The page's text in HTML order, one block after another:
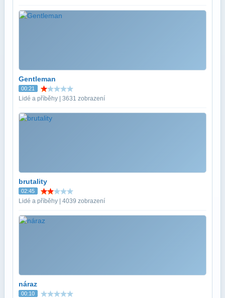
Gentleman
00:21
Lidé a příběhy | 3631 zobrazení
brutality
02:45
Lidé a příběhy | 4039 zobrazení
náraz
00:10